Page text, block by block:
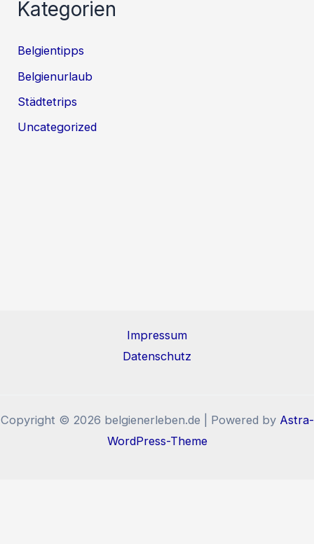
Kategorien
Belgientipps
Belgienurlaub
Städtetrips
Uncategorized
Impressum
Datenschutz
Copyright © 2026 belgienerleben.de | Powered by Astra-
WordPress-Theme